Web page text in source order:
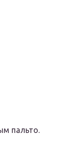
пальто.